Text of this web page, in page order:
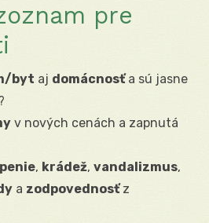
pre
byt aj domácnosťa sú jasne
v nových cenách a zapnutá
, krádež, vandalizmus,
a zodpovednosťz